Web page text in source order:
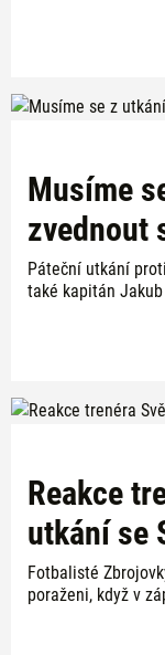
Musíme
zvednout
Páteční utkání
také kapitán
Reakce
utkání se
Fotbalisté
poraženi, když v